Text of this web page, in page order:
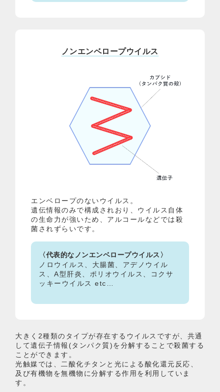
ノンエンベロープウイルス
エンベロープのないウイルス。
遺伝情報のみで構成されおり、ウイルス自体
の生命力が強いため、アルコールなどでは殺
菌されずらいです。
〈代表的なノンエンベロープウイルス〉
ノロウイルス、大腸菌、アデノウイル
ス、A型肝炎、ポリオウイルス、コクサ
ッキーウイルス etc…
大きく2種類のタイプが存在するウイルスですが、共通
して遺伝子情報(タンパク質)を分解することで殺菌する
ことができます。
光触媒では、二酸化チタンと光による酸化還元反応、
及び有機物を無機物に分解する作用を利用していま
す。